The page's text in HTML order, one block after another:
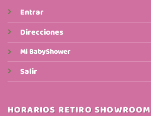
Entrar
Direcciones
Mi BabyShower
Salir
HORARIOS RETIRO SHOWROOM